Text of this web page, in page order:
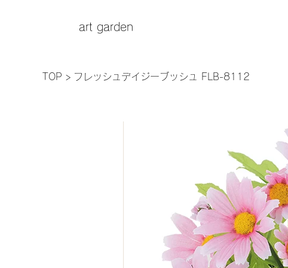
art garden
TOP > フレッシュデイジーブッシュ FLB-8112